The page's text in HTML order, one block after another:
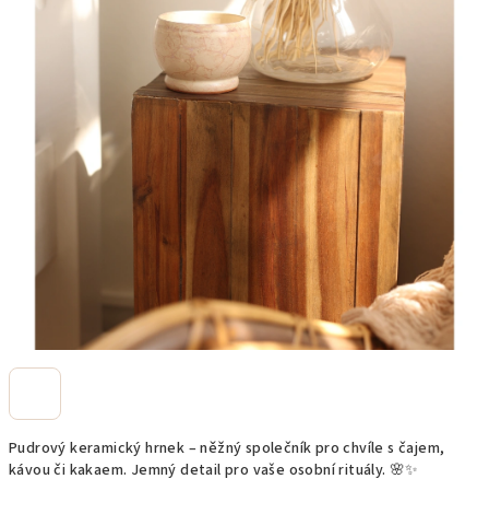
Pudrový keramický hrnek – něžný společník pro chvíle s čajem,
kávou či kakaem. Jemný detail pro vaše osobní rituály. 🌸✨